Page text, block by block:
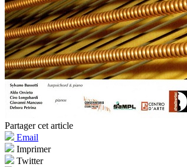
Partager cet article
Email
Imprimer
Twitter